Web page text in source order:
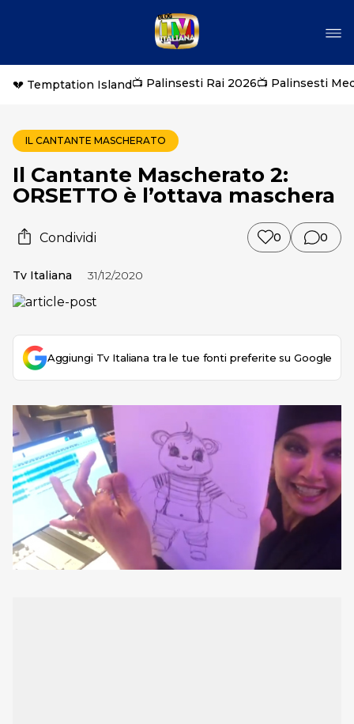
💔 Temptation Island📺 Palinsesti Rai 2026📺 Palinsesti
IL CANTANTE MASCHERATO
Il Cantante Mascherato 2:
ORSETTO è l’ottava maschera
Condividi 0 0
Tv Italiana 31/12/2020
Aggiungi Tv Italiana tra le tue fonti preferite su Google